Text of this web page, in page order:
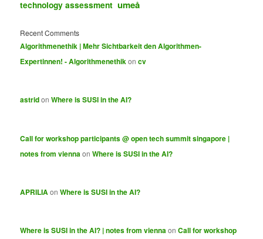
technology assessment umeå
Recent Comments
Algorithmenethik | Mehr Sichtbarkeit den Algorithmen-
Expertinnen! - Algorithmenethikoncv
astridonWhere is SUSI in the AI?
Call for workshop participants @ open tech summit singapore |
notes from viennaonWhere is SUSI in the AI?
APRILIAonWhere is SUSI in the AI?
Where is SUSI in the AI? | notes from viennaonCall for workshop